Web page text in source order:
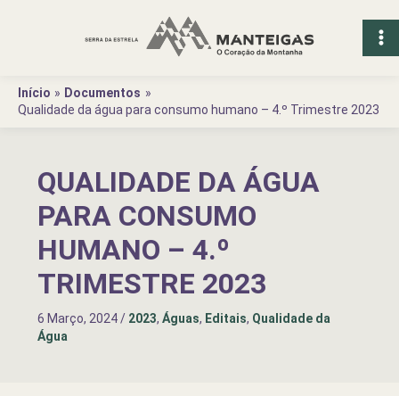
Início
Documentos
Qualidade da água para consumo humano – 4.º Trimestre 2023
QUALIDADE DA ÁGUA
PARA CONSUMO
HUMANO – 4.º
TRIMESTRE 2023
6 Março, 2024/ 2023, Águas, Editais, Qualidade da
Água